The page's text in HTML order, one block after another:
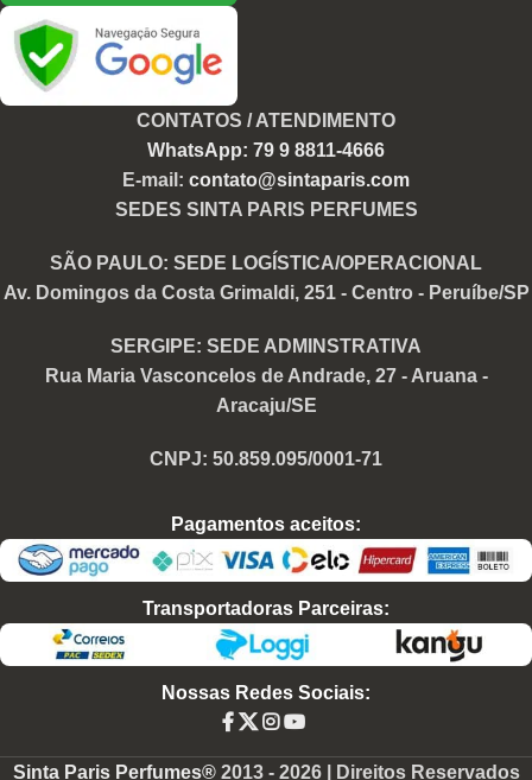
CONTATOS / ATENDIMENTO
WhatsApp: 79 9 8811-4666
E-mail: contato@sintaparis.com
SEDES SINTA PARIS PERFUMES
SÃO PAULO: SEDE LOGÍSTICA/OPERACIONAL
Av. Domingos da Costa Grimaldi, 251 - Centro - Peruíbe/SP
SERGIPE: SEDE ADMINSTRATIVA
Rua Maria Vasconcelos de Andrade, 27 - Aruana -
Aracaju/SE
CNPJ: 50.859.095/0001-71
Pagamentos aceitos:
Transportadoras Parceiras:
Nossas Redes Sociais:
Sinta Paris Perfumes® 2013 - 2026 | Direitos Reservados
Perfume
Contratipo